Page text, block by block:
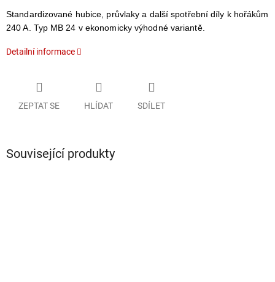
Standardizované hubice, průvlaky a další spotřební díly k hořákům
240 A. Typ MB 24 v ekonomicky výhodné variantě.
Detailní informace
ZEPTAT SE HLÍDAT SDÍLET
Související produkty